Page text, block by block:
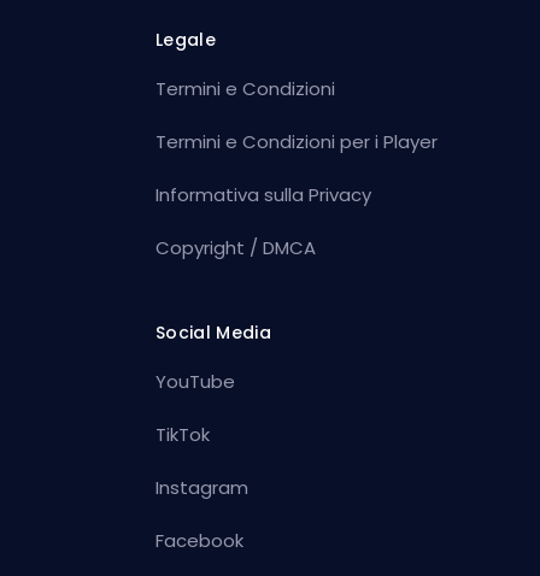
Legale
Termini e Condizioni
Termini e Condizioni per i Player
Informativa sulla Privacy
Copyright / DMCA
Social Media
YouTube
TikTok
Instagram
Facebook